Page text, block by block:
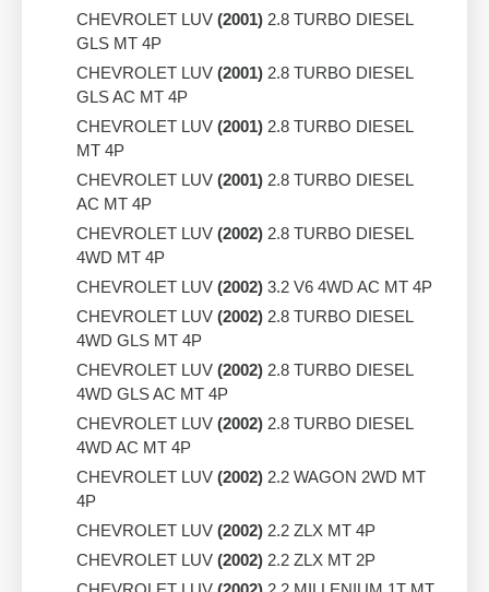
CHEVROLET LUV (2001) 2.8 TURBO DIESEL
GLS MT 4P
CHEVROLET LUV (2001) 2.8 TURBO DIESEL
GLS AC MT 4P
CHEVROLET LUV (2001) 2.8 TURBO DIESEL
MT 4P
CHEVROLET LUV (2001) 2.8 TURBO DIESEL
AC MT 4P
CHEVROLET LUV (2002) 2.8 TURBO DIESEL
4WD MT 4P
CHEVROLET LUV (2002) 3.2 V6 4WD AC MT 4P
CHEVROLET LUV (2002) 2.8 TURBO DIESEL
4WD GLS MT 4P
CHEVROLET LUV (2002) 2.8 TURBO DIESEL
4WD GLS AC MT 4P
CHEVROLET LUV (2002) 2.8 TURBO DIESEL
4WD AC MT 4P
CHEVROLET LUV (2002) 2.2 WAGON 2WD MT
4P
CHEVROLET LUV (2002) 2.2 ZLX MT 4P
CHEVROLET LUV (2002) 2.2 ZLX MT 2P